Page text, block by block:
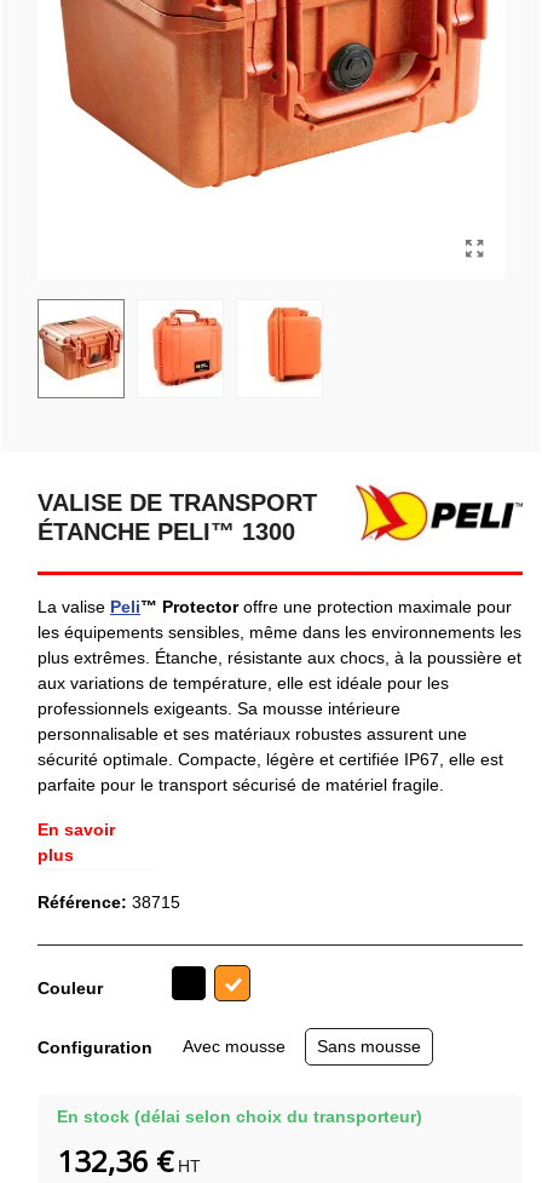
VALISE DE TRANSPORT
ÉTANCHE PELI™ 1300
La valise Peli™ Protectoroffre une protection maximale pour
les équipements sensibles, même dans les environnements les
plus extrêmes. Étanche, résistante aux chocs, à la poussière et
aux variations de température, elle est idéale pour les
professionnels exigeants. Sa mousse intérieure
personnalisable et ses matériaux robustes assurent une
sécurité optimale. Compacte, légère et certifiée IP67, elle est
parfaite pour le transport sécurisé de matériel fragile.
En savoir
plus
Référence: 38715
Couleur
Configuration
Avec mousse Sans mousse
En stock (délai selon choix du transporteur)
132,36 € HT